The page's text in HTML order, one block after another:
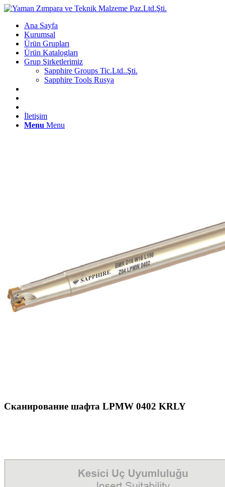
Ana Sayfa
Kurumsal
Ürün Grupları
Ürün Katalogları
Grup Şirketlerimiz
Sapphire Groups Tic.Ltd..Şti.
Sapphire Tools Rusya
İletişim
Menu Menu
Сканирование шафта LPMW 0402 KRLY